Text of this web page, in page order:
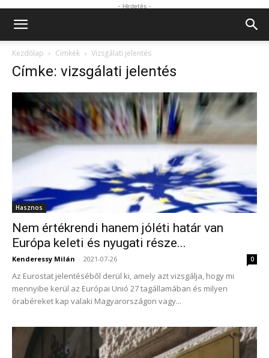
- Hirdetés -
Kezdőlap Címkék Vizsgálati jelentés
Címke: vizsgálati jelentés
Hasznos
Nem értékrendi hanem jóléti határ van
Európa keleti és nyugati része...
Kenderessy Milán - 2021-07-26 0
Az Eurostat jelentéséből derül ki, amely azt vizsgálja, hogy mi
mennyibe kerül az Európai Unió 27 tagállamában és milyen
órabéreket kap valaki Magyarországon vagy...